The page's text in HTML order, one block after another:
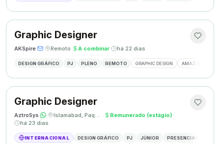
Graphic Designer
AKSpire· · Remoto· A combinar· há 22 dias
DESIGN GRÁFICO PJ PLENO REMOTO GRAPHIC DESIGN AMAZON A+
Graphic Designer
AztroSys· · Islamabad, Paquistão · Remunerado (estágio)·
há 23 dias
INTERNACIONAL DESIGN GRÁFICO PJ JÚNIOR PRESENCIAL